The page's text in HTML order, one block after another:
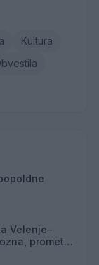
Kultura
Velenje–
promet